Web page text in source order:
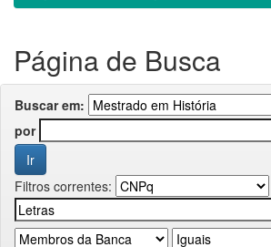
Página de Busca
Buscar em:
por
Filtros correntes: